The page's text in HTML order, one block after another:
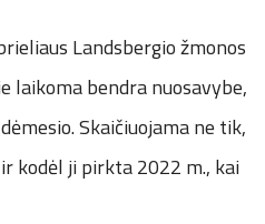
Landsbergio žmonos
laikoma bendra nuosavybe,
Skaičiuojama ne tik,
kodėl ji pirkta 2022 m., kai